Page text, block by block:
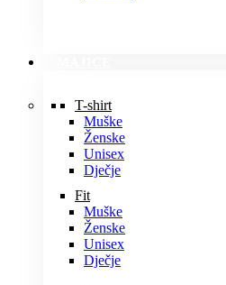
T-shirt
Muške
Ženske
Unisex
Dječje
Fit
Muške
Ženske
Unisex
Dječje